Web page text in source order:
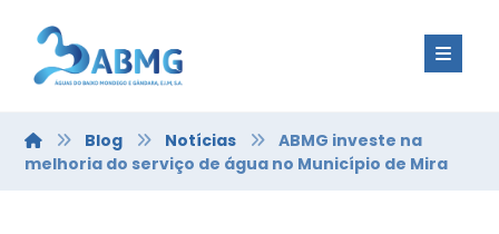
Blog Notícias
ABMG investe na
melhoria do serviço de água no Município de Mira